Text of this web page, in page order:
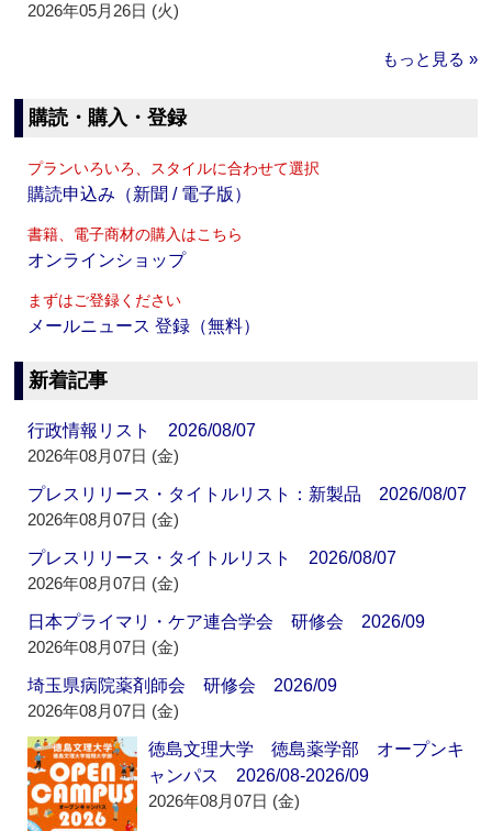
2026年05月26日 (火)
もっと見る »
購読・購入・登録
プランいろいろ、スタイルに合わせて選択
購読申込み（新聞 / 電子版）
書籍、電子商材の購入はこちら
オンラインショップ
まずはご登録ください
メールニュース 登録（無料）
新着記事
行政情報リスト 2026/08/07
2026年08月07日 (金)
プレスリリース・タイトルリスト：新製品 2026/08/07
2026年08月07日 (金)
プレスリリース・タイトルリスト 2026/08/07
2026年08月07日 (金)
日本プライマリ・ケア連合学会 研修会 2026/09
2026年08月07日 (金)
埼玉県病院薬剤師会 研修会 2026/09
2026年08月07日 (金)
徳島文理大学 徳島薬学部 オープンキ
ャンパス 2026/08-2026/09
2026年08月07日 (金)